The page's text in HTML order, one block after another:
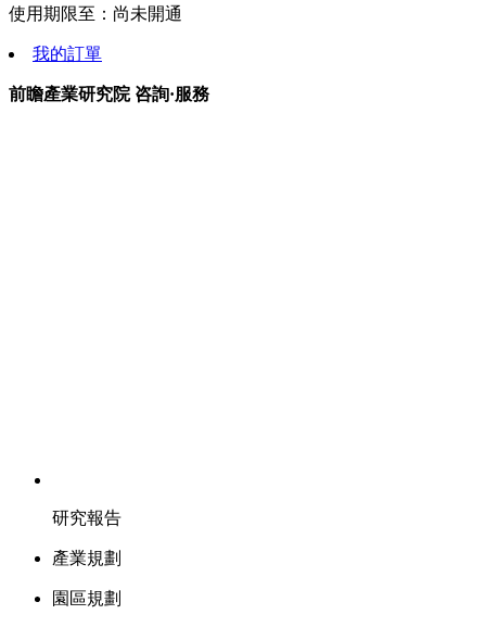
使用期限至： 尚未開通
我的訂單
前瞻產業研究院 咨詢·服務
研究報告
產業規劃
園區規劃